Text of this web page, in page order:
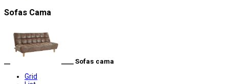
Sofas Cama
____ Sofas cama
Grid